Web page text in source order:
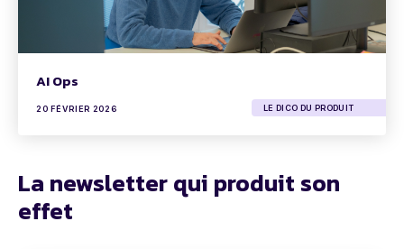
AI Ops
20 FÉVRIER 2026 LE DICO DU PRODUIT
La newsletter qui produit son
effet